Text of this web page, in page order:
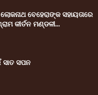
ବେହେରାଙ୍କ ସହାୟତାରେ
କୀର୍ତନ ମଣ୍ଡଳୀ...
ସାତ ସପନ